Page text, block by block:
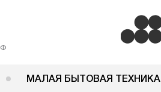
МАЛАЯ БЫТОВАЯ ТЕХНИКА